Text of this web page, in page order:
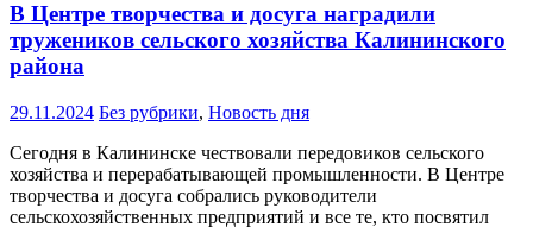
В Центре творчества и досуга наградили
тружеников сельского хозяйства Калининского
района
29.11.2024 Без рубрики, Новость дня
Сегодня в Калининске чествовали передовиков сельского
хозяйства и перерабатывающей промышленности. В Центре
творчества и досуга собрались руководители
сельскохозяйственных предприятий и все те, кто посвятил